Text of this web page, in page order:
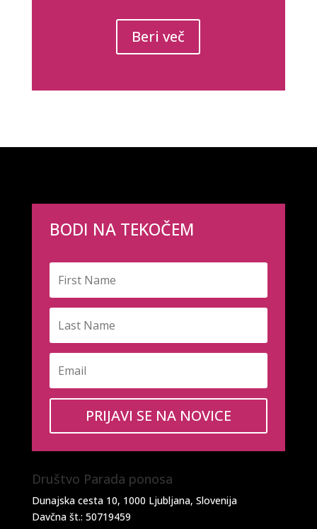
Beri več
BODI NA TEKOČEM
PRIJAVI SE NA NOVICE
Društvo Parada ponosa
Dunajska cesta 10, 1000 Ljubljana, Slovenija
Davčna št.: 50719459